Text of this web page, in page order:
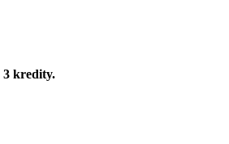
3 kredity.